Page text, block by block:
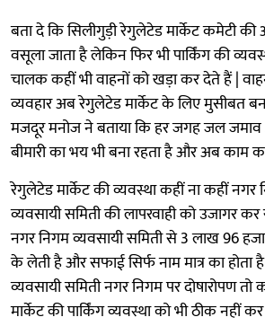
बता दे कि सिलीगुड़ी रेगुलेटेड मार्केट कमेटी की
वसूला जाता है लेकिन फिर भी पार्किंग की
चालक कहीं भी वाहनों को खड़ा कर देते हैं |
व्यवहार अब रेगुलेटेड मार्केट के लिए मुसीबत
मजदूर मनोज ने बताया कि हर जगह जल
बीमारी का भय भी बना रहता है और अब काम
रेगुलेटेड मार्केट की व्यवस्था कहीं ना कहीं नगर
व्यवसायी समिती की लापरवाही को उजागर
नगर निगम व्यवसायी समिती से 3 लाख 96
के लेती है और सफाई सिर्फ नाम मात्र का होता
व्यवसायी समिती नगर निगम पर दोषारोपण
मार्केट की पार्किंग व्यवस्था को भी ठीक नहीं कर